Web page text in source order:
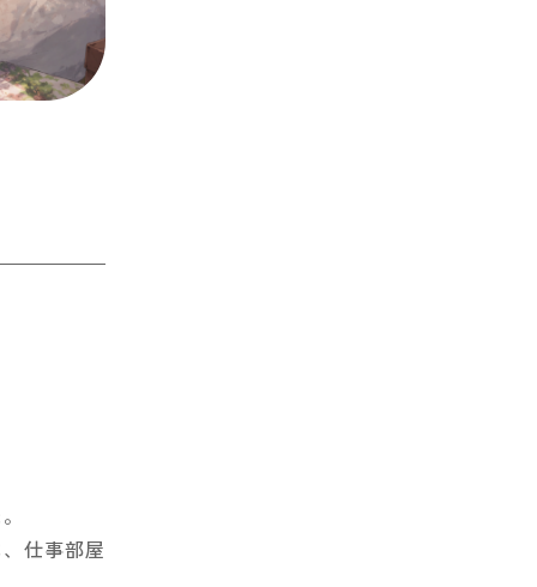
仕事部屋